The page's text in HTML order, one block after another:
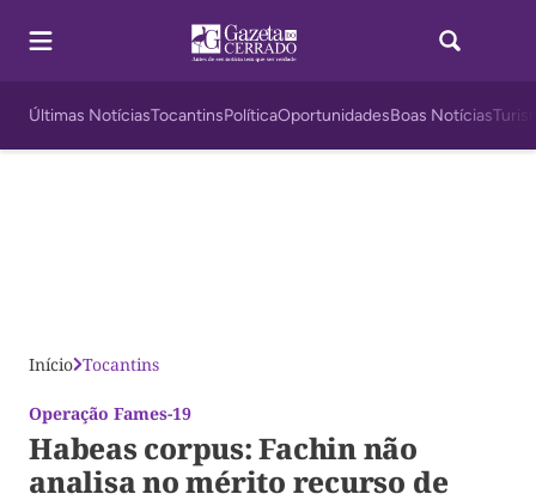
Últimas NotíciasTocantinsPolíticaOportunidadesBoas Notícias
Início Tocantins
Operação Fames-19
Habeas corpus: Fachin não
analisa no mérito recurso de